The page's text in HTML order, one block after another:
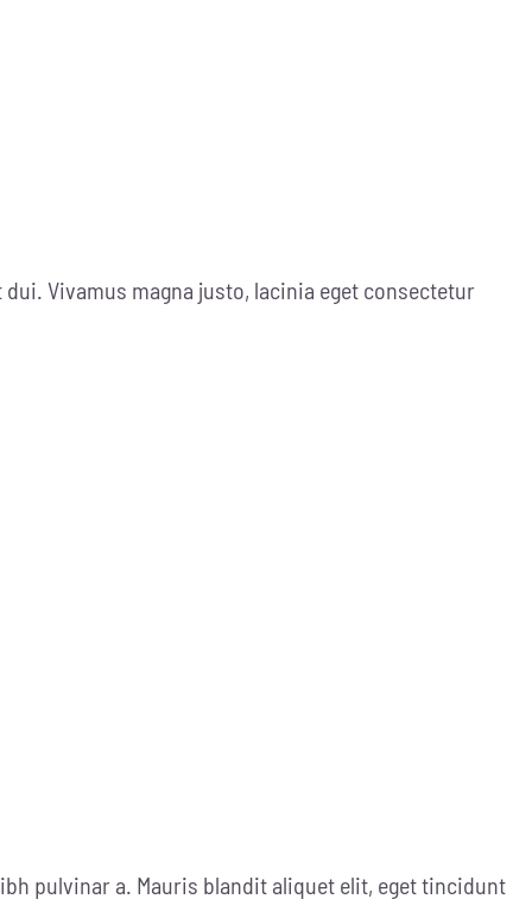
Vivamus magna justo, lacinia eget consectetur
pulvinar a. Mauris blandit aliquet elit, eget tincidunt